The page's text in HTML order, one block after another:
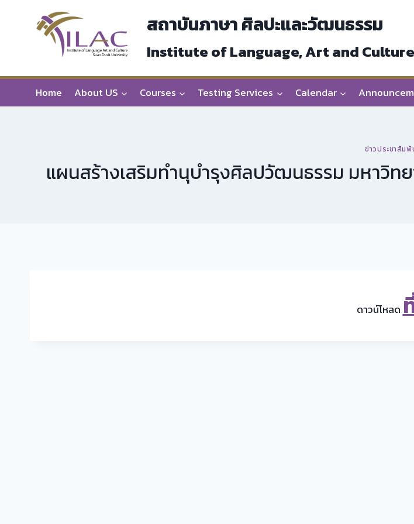
สถาบันภาษา ศิลปะและวัฒนธรรม
Institute of Language, Art and Culture
Home About US Courses Testing Services Calendar
ข่าวประชาสัมพั
แผนสร้างเสริมทำนุบำรุงศิลปวัฒนธรรม มหาวิท
ดาวน์โหลด